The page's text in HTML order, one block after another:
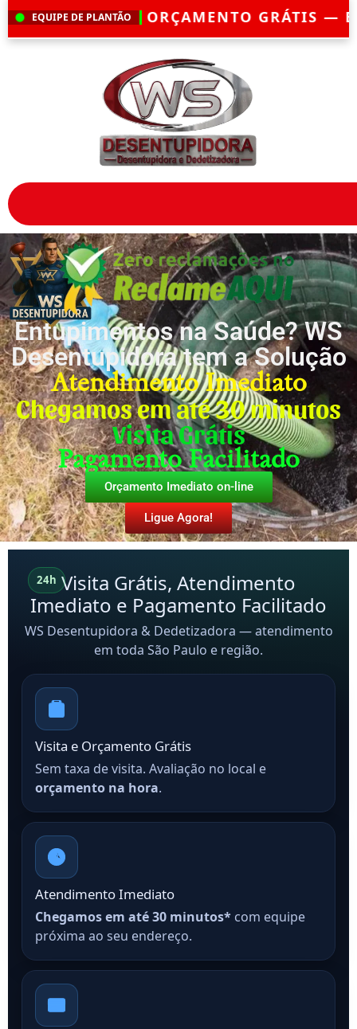
EQUIPE DE PLANTÃO
GRÁTIS — EMERGÊNCIA?
Entupimentos na Saúde? WS
Desentupidora tem a Solução
Atendimento Imediato
Chegamos em até 30 minutos
Visita Grátis
Pagamento Facilitado
Orçamento Imediato on-line
Ligue Agora!
24h Visita Grátis, Atendimento
Imediato e Pagamento Facilitado
WS Desentupidora & Dedetizadora — atendimento
em toda São Paulo e região.
Visita e Orçamento Grátis
Sem taxa de visita. Avaliação no local e
orçamento na hora.
Atendimento Imediato
Chegamos em até 30 minutos* com equipe
próxima ao seu endereço.